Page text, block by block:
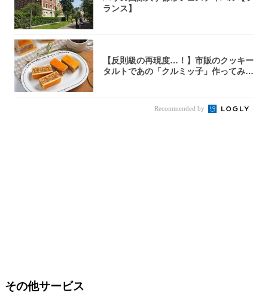
ランス】
【反則級の再現度…！】市販のクッキー
タルトであの「クルミッ子」作ってみ
Recommended by
その他サービス